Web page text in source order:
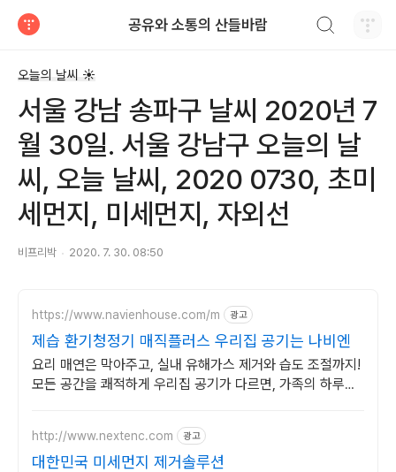
공유와 소통의 산들바람
오늘의 날씨 ☀
서울 강남 송파구 날씨 2020년 7
월 30일. 서울 강남구 오늘의 날
씨, 오늘 날씨, 2020 0730, 초미
세먼지, 미세먼지, 자외선
비프리박 2020. 7. 30. 08:50
https://www.navienhouse.com/m 광고
제습 환기청정기 매직플러스 우리집 공기는 나비엔
요리 매연은 막아주고, 실내 유해가스 제거와 습도 조절까지!
모든 공간을 쾌적하게 우리집 공기가 다르면, 가족의 하루도
http://www.nextenc.com 광고
대한민국 미세먼지 제거솔루션